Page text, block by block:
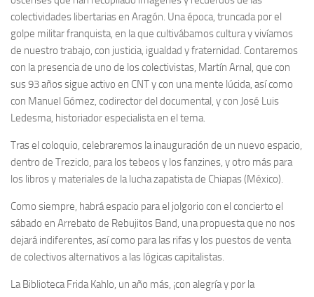
colectividades libertarias en Aragón. Una época, truncada por el
golpe militar franquista, en la que cultivábamos cultura y vivíamos
de nuestro trabajo, con justicia, igualdad y fraternidad. Contaremos
con la presencia de uno de los colectivistas, Martín Arnal, que con
sus 93 años sigue activo en CNT y con una mente lúcida, así como
con Manuel Gómez, codirector del documental, y con José Luis
Ledesma, historiador especialista en el tema.
Tras el coloquio, celebraremos la inauguración de un nuevo espacio,
dentro de Treziclo, para los tebeos y los fanzines, y otro más para
los libros y materiales de la lucha zapatista de Chiapas (México).
Como siempre, habrá espacio para el jolgorio con el concierto el
sábado en Arrebato de Rebujitos Band, una propuesta que no nos
dejará indiferentes, así como para las rifas y los puestos de venta
de colectivos alternativos a las lógicas capitalistas.
La Biblioteca Frida Kahlo, un año más, ¡con alegría y por la